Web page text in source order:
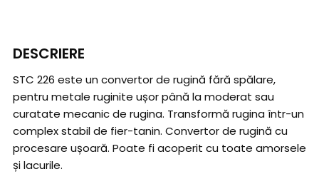
DESCRIERE
STC 226 este un convertor de rugină fără spălare,
pentru metale ruginite ușor până la moderat sau
curatate mecanic de rugina. Transformă rugina într-un
complex stabil de fier-tanin. Convertor de rugină cu
procesare ușoară. Poate fi acoperit cu toate amorsele
și lacurile.